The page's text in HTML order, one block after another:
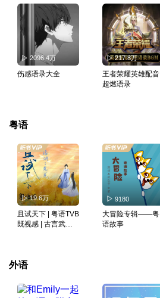
2096.4万
伤感语录大全
217.8万
王者荣耀英雄配音
超燃语录
粤语
19.6万
且试天下 | 粤语TVB
既视感 | 古言武侠
9180
大冒险专辑——粤
语故事
外语